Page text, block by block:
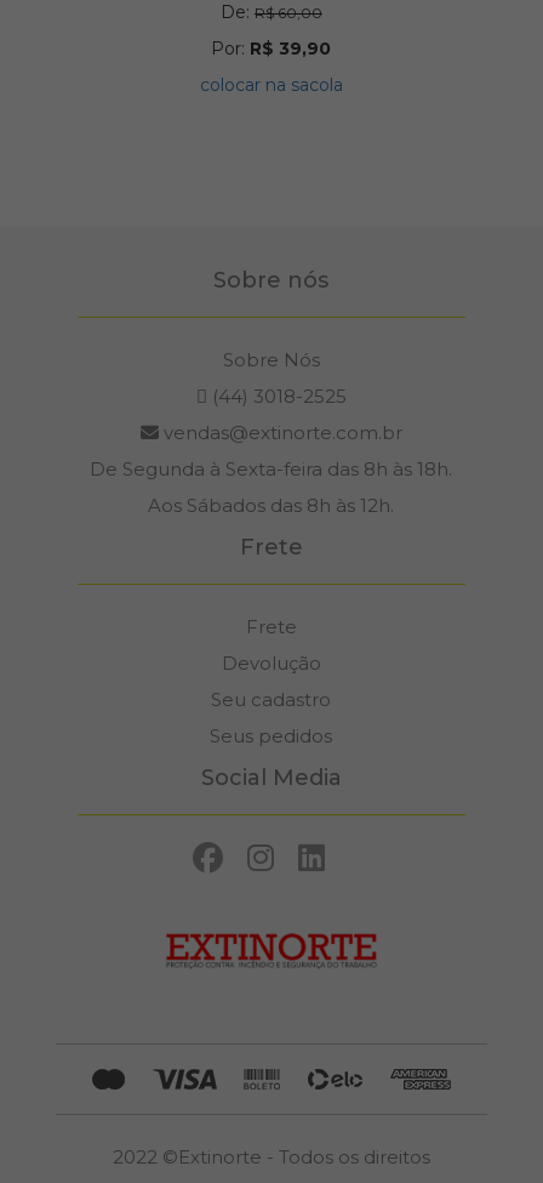
De: R$ 60,00
Por: R$ 39,90
colocar na sacola
Sobre nós
Sobre Nós
(44) 3018-2525
vendas@extinorte.com.br
De Segunda à Sexta-feira das 8h às 18h.
Aos Sábados das 8h às 12h.
Frete
Frete
Devolução
Seu cadastro
Seus pedidos
Social Media
2022 ©Extinorte - Todos os direitos